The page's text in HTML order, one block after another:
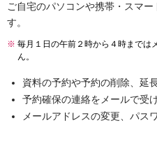
ご自宅のパソコンや携帯・スマ
す。
※ 毎月１日の午前２時から４時までは
ん。
資料の予約や予約の削除、延
予約確保の連絡をメールで受
メールアドレスの変更、パス